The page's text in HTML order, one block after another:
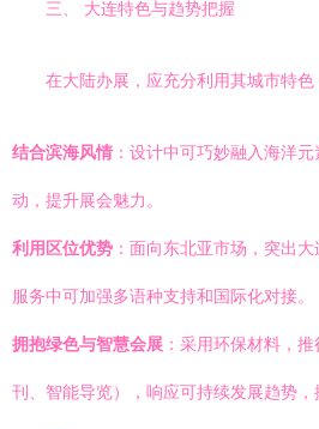
三、 大连特色与趋势把握
在大陆办展，应充分利用其城市特色
结合滨海风情 ：设计中可巧妙融入海洋
动，提升展会魅力。
利用区位优势 ：面向东北亚市场，突出
服务中可加强多语种支持和国际化对接。
拥抱绿色与智慧会展 ：采用环保材料，
刊、智能导览），响应可持续发展趋势，